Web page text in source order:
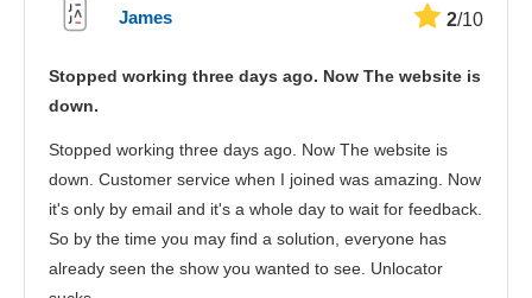
James 2/10
Stopped working three days ago. Now The website is
down.
Stopped working three days ago. Now The website is
down. Customer service when I joined was amazing. Now
it's only by email and it's a whole day to wait for feedback.
So by the time you may find a solution, everyone has
already seen the show you wanted to see. Unlocator